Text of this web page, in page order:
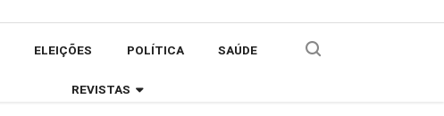
ELEIÇÕES POLÍTICA SAÚDE
REVISTAS